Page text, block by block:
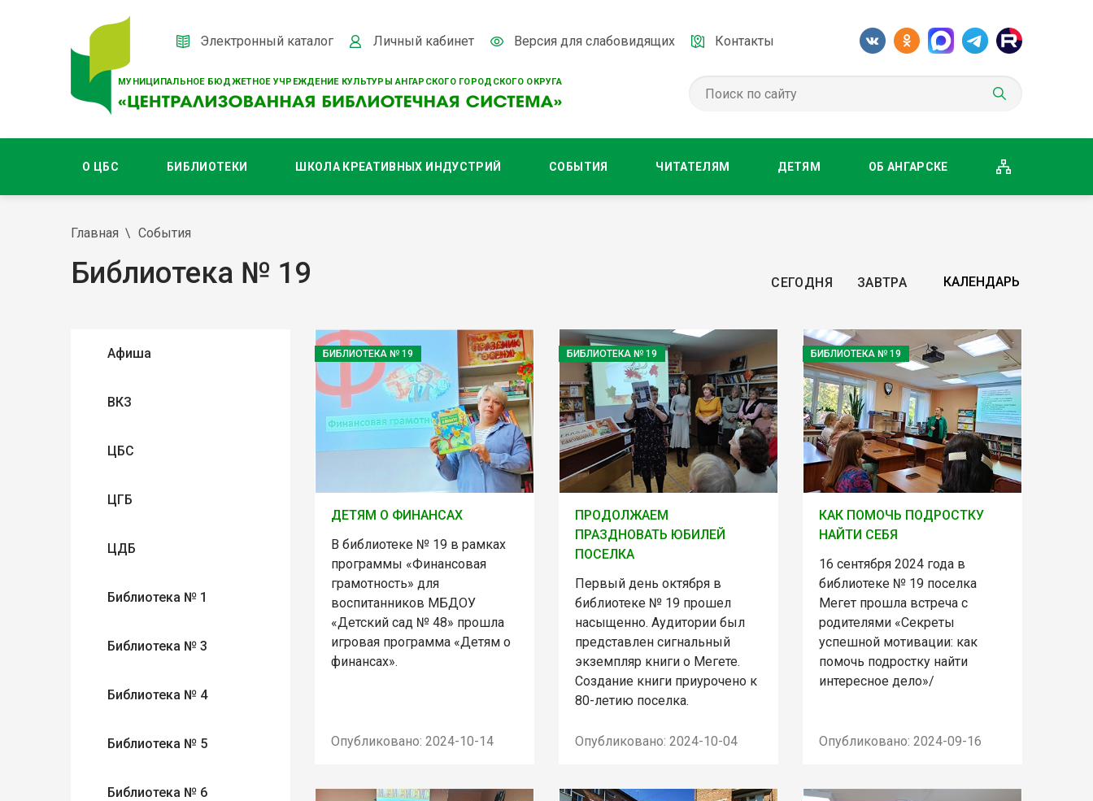
МУНИЦИПАЛЬНОЕ БЮДЖЕТНОЕ УЧРЕЖДЕНИЕ КУЛЬТУРЫ АНГАРСКОГО ГОРОДСКОГО ОКРУГА
Электронный каталог Личный кабинет Версия для слабовидящих Контакты
О ЦБС БИБЛИОТЕКИ ШКОЛА КРЕАТИВНЫХ ИНДУСТРИЙ СОБЫТИЯ ЧИТАТЕЛЯМ ДЕТЯМ ОБ АНГАРСКЕ
Главная События
Библиотека № 19 СЕГОДНЯ ЗАВТРА
Афиша
ВКЗ
ЦБС
ЦГБ
ЦДБ
Библиотека № 1
Библиотека № 3
Библиотека № 4
Библиотека № 5
Библиотека № 6
БИБЛИОТЕКА № 19
ДЕТЯМ О ФИНАНСАХ
В библиотеке № 19 в рамках
программы «Финансовая
грамотность» для
воспитанников МБДОУ
«Детский сад № 48» прошла
игровая программа «Детям о
финансах».
Опубликовано: 2024-10-14
БИБЛИОТЕКА № 19
ПРОДОЛЖАЕМ
ПРАЗДНОВАТЬ ЮБИЛЕЙ
ПОСЕЛКА
Первый день октября в
библиотеке № 19 прошел
насыщенно. Аудитории был
представлен сигнальный
экземпляр книги о Мегете.
Создание книги приурочено к
80-летию поселка.
Опубликовано: 2024-10-04
БИБЛИОТЕКА № 19
КАК ПОМОЧЬ ПОДРОСТКУ
НАЙТИ СЕБЯ
16 сентября 2024 года в
библиотеке № 19 поселка
Мегет прошла встреча с
родителями «Секреты
успешной мотивации: как
помочь подростку найти
интересное дело»/
Опубликовано: 2024-09-16